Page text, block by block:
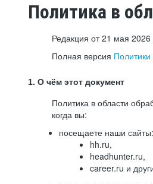
Политика в
Редакция от 21 мая 2026
Полная версия
1. О чём этот документ
Политика в области
когда вы:
посещаете наши сайты:
hh.ru,
headhunter.ru,
career.ru и